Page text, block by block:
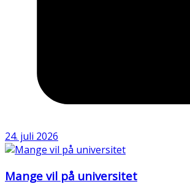
24. juli 2026
Mange vil på universitet